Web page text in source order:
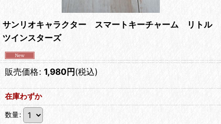
サンリオキャラクター スマートキーチャーム リトル
ツインスターズ
販売価格: 1,980円(税込)
在庫わずか
数量: